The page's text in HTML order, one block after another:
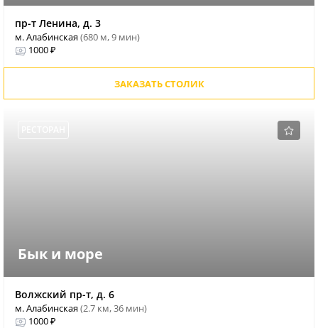
пр-т Ленина, д. 3
м. Алабинская(680 м, 9 мин)
1000 ₽
ЗАКАЗАТЬ СТОЛИК
Бык и море
Волжский пр-т, д. 6
м. Алабинская(2.7 км, 36 мин)
1000 ₽